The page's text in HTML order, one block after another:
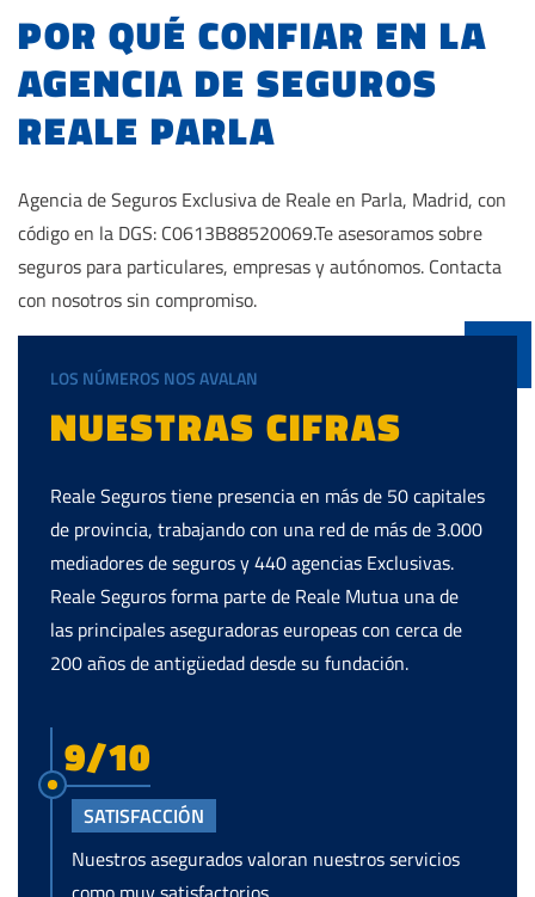
POR QUÉ CONFIAR EN LA
AGENCIA DE SEGUROS
REALE PARLA
Agencia de Seguros Exclusiva de Reale en Parla, Madrid, con
código en la DGS: C0613B88520069.Te asesoramos sobre
seguros para particulares, empresas y autónomos. Contacta
con nosotros sin compromiso.
LOS NÚMEROS NOS AVALAN
NUESTRAS CIFRAS
Reale Seguros tiene presencia en más de 50 capitales
de provincia, trabajando con una red de más de 3.000
mediadores de seguros y 440 agencias Exclusivas.
Reale Seguros forma parte de Reale Mutua una de
las principales aseguradoras europeas con cerca de
200 años de antigüedad desde su fundación.
9/10
SATISFACCIÓN
Nuestros asegurados valoran nuestros servicios